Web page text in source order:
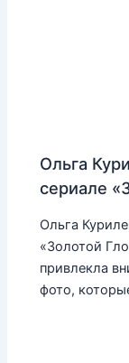
Ольга
сериале
Ольга
«Золотой
привлекла
фото,